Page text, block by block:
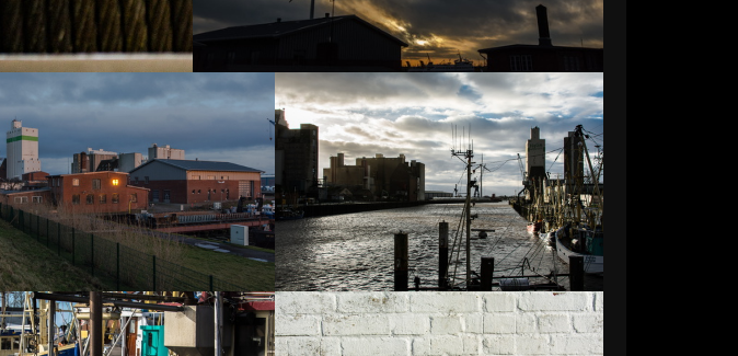
Impressionen-Husum-03
4645 Aufrufe
Impressionen-Husum-05
4521 Aufrufe
Impressionen-Husum-06
4870 Aufrufe